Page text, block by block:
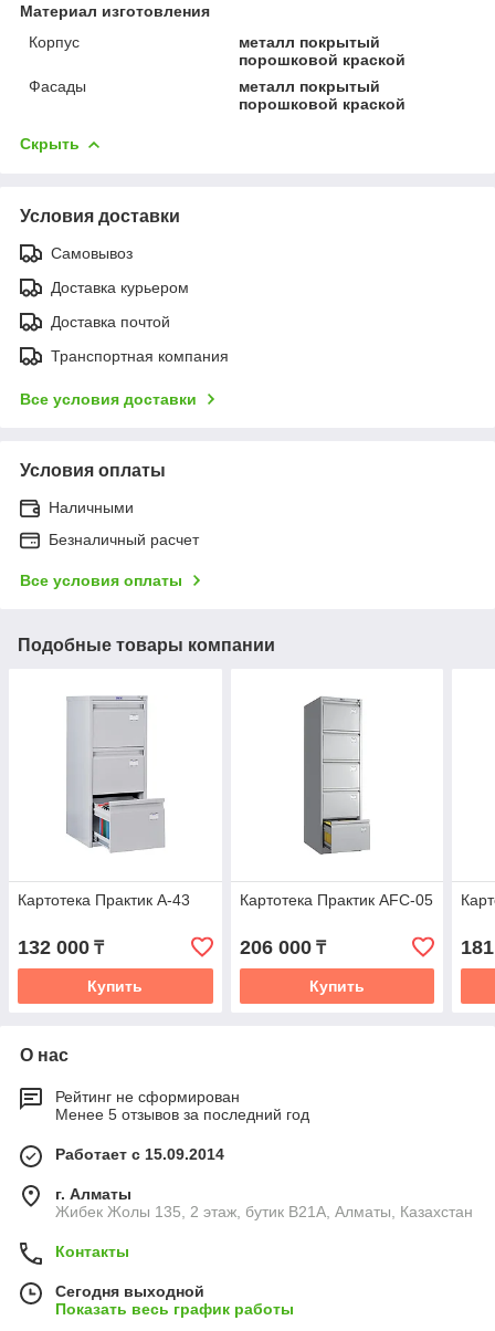
Материал изготовления
Корпус
металл покрытый
порошковой краской
Фасады
металл покрытый
порошковой краской
Скрыть
Условия доставки
Самовывоз
Доставка курьером
Доставка почтой
Транспортная компания
Все условия доставки
Условия оплаты
Наличными
Безналичный расчет
Все условия оплаты
Подобные товары компании
Картотека Практик А-43
132 000 ₸
Купить
Картотека Практик AFC-05
206 000₸
Купить
О нас
Рейтинг не сформирован
Менее 5 отзывов за последний год
Работает с 15.09.2014
г. Алматы
Жибек Жолы 135, 2 этаж, бутик B21A, Алматы, Казахстан
Контакты
Сегодня выходной
Показать весь график работы